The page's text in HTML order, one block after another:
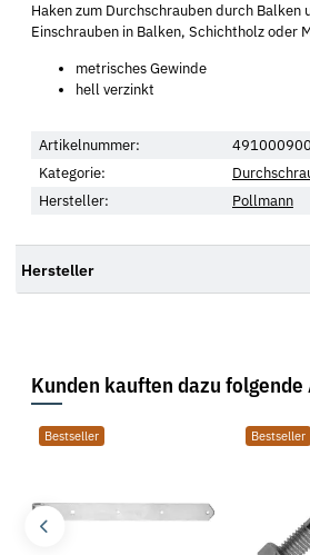
Haken zum Durchschrauben durch Balken
Einschrauben in Balken, Schichtholz oder
metrisches Gewinde
hell verzinkt
Artikelnummer:
Kategorie:
Hersteller:
Pollmann
Hersteller
Kunden kauften dazu
Bestseller Bestseller